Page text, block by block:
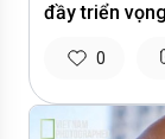
đầy triển vọng
0